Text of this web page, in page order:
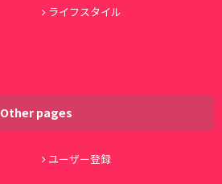
ライフスタイル
Other pages
ユーザー登録